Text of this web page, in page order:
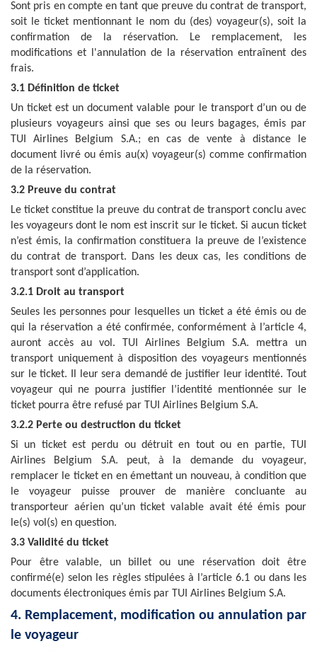
Sont pris en compte en tant que preuve du contrat de transport,
soit le ticket mentionnant le nom du (des) voyageur(s), soit la
confirmation de la réservation. Le remplacement, les
modifications et l'annulation de la réservation entraînent des
frais.
3.1 Définition de ticket
Un ticket est un document valable pour le transport d’un ou de
plusieurs voyageurs ainsi que ses ou leurs bagages, émis par
TUI Airlines Belgium S.A.; en cas de vente à distance le
document livré ou émis au(x) voyageur(s) comme confirmation
de la réservation.
3.2 Preuve du contrat
Le ticket constitue la preuve du contrat de transport conclu avec
les voyageurs dont le nom est inscrit sur le ticket. Si aucun ticket
n’est émis, la confirmation constituera la preuve de l’existence
du contrat de transport. Dans les deux cas, les conditions de
transport sont d’application.
3.2.1 Droit au transport
Seules les personnes pour lesquelles un ticket a été émis ou de
qui la réservation a été confirmée, conformément à l’article 4,
auront accès au vol.
TUI Airlines Belgium S.A. mettra un
transport uniquement à disposition des voyageurs mentionnés
sur le ticket. Il leur sera demandé de justifier leur identité. Tout
voyageur qui ne pourra justifier l’identité mentionnée sur le
ticket pourra être refusé par
TUI Airlines Belgium S.A.
3.2.2 Perte ou destruction du ticket
Si un ticket est perdu ou détruit en tout ou en partie,
TUI
Airlines Belgium
S.A. peut, à la demande du voyageur,
remplacer le ticket en en émettant un nouveau, à condition que
le voyageur puisse prouver de manière concluante au
transporteur aérien qu’un ticket valable avait été émis pour
le(s) vol(s) en question.
3.3 Validité du ticket
Pour être valable, un billet ou une réservation doit être
confirmé(e) selon les règles stipulées à l’article 6.1 ou dans les
documents électroniques émis par
TUI Airlines Belgium S.A.
4. Remplacement, modification ou annulation par
le voyageur